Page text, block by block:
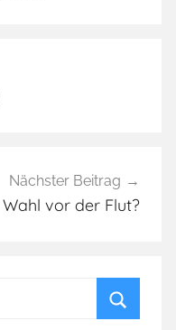
Nächster Beitrag
vor der Flut?